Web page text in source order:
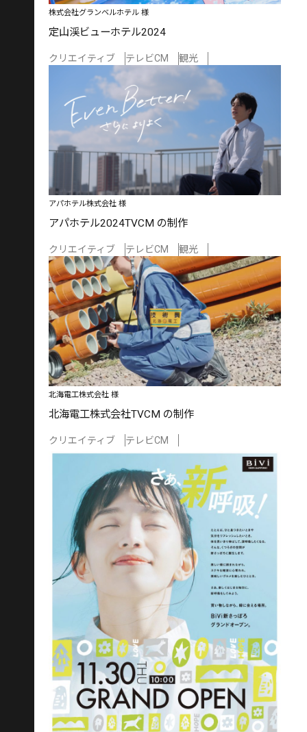
株式会社グランベルホテル 様
定山渓ビューホテル2024
クリエイティブ テレビCM 観光
アパホテル株式会社 様
アパホテル2024TVCM の制作
クリエイティブ テレビCM 観光
北海電工株式会社 様
北海電工株式会社TVCM の制作
クリエイティブ テレビCM